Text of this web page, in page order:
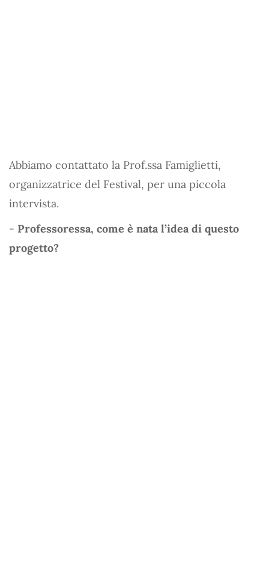
Abbiamo contattato la Prof.ssa Famiglietti,
organizzatrice del Festival, per una piccola
intervista.
- Professoressa, come è nata l’idea di questo
progetto?